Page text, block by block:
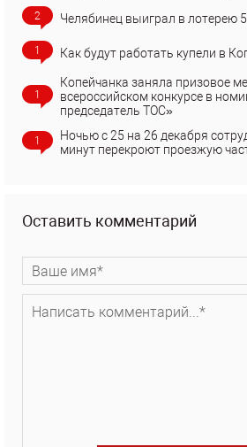
2 Челябинец выиграл в лотерею
1 Как будут работать купели в
1
Копейчанка заняла призовое
всероссийском конкурсе в
председатель ТОС»
1
Ночью с 25 на 26 декабря
минут перекроют проезжую
Оставить комментарий